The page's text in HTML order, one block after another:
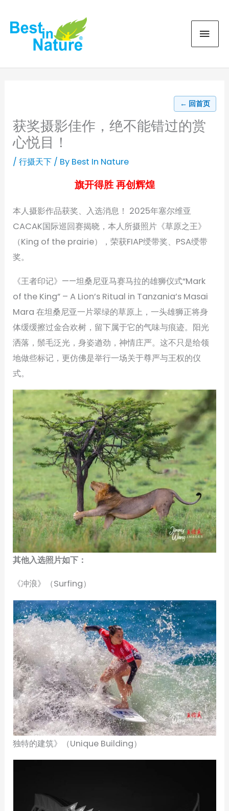
content
← 回首页
获奖摄影佳作，绝不能错过的赏
心悦目！
/行摄天下 / By Best In Nature
旗开得胜 再创辉煌
本人摄影作品获奖、入选消息！ 2025年塞尔维亚
CACAK国际巡回赛揭晓，本人所摄照片《草原之王》
（King of the prairie），荣获FIAP绶带奖、PSA绶带
奖。
《王者印记》——坦桑尼亚马赛马拉的雄狮仪式“Mark
of the King” – A Lion’s Ritual in Tanzania’s Masai
Mara 在坦桑尼亚一片翠绿的草原上，一头雄狮正将身
体缓缓擦过金合欢树，留下属于它的气味与痕迹。阳光
洒落，鬃毛泛光，身姿遒劲，神情庄严。这不只是给领
地做些标记，更仿佛是举行一场关于尊严与王权的仪
式。
其他入选照片如下：
《冲浪》（Surfing）
独特的建筑》（Unique Building）